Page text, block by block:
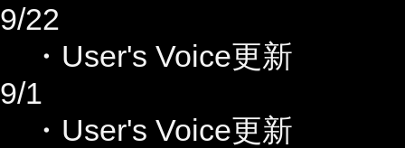
9/22
・User's Voice更新
9/1
・User's Voice更新